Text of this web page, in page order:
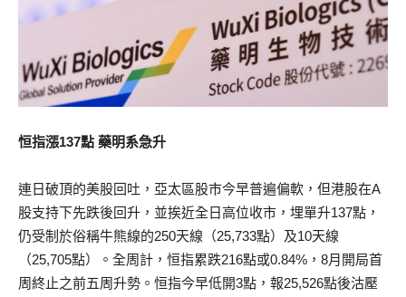
恒指漲137點 藥明系急升
連日破頂的美股回吐，亞太區股市今早普遍偏軟，但港股在A
股支持下先跌後回升，並挨近全日高位收市，埋單升137點，
仍受制於俗稱牛熊線的250天線（25,733點）及10天線
（25,705點）。全周計，恒指累跌216點或0.84%，8月開局首
周終止之前五周升勢。恒指今早低開3點，報25,526點後沽壓